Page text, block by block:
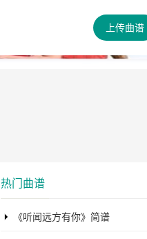
上传曲谱
热门曲谱
《听闻远方有你》简谱